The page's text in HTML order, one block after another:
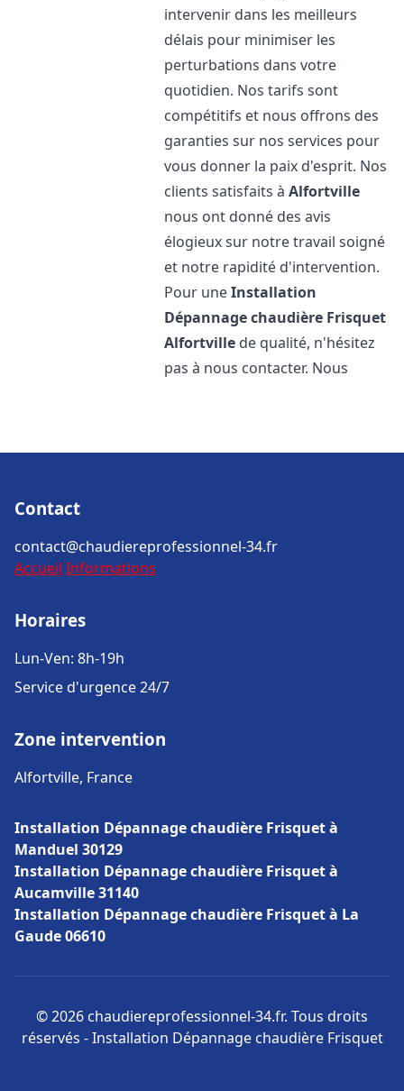
intervenir dans les meilleurs
délais pour minimiser les
perturbations dans votre
quotidien. Nos tarifs sont
compétitifs et nous offrons des
garanties sur nos services pour
vous donner la paix d'esprit. Nos
clients satisfaits àAlfortville
nous ont donné des avis
élogieux sur notre travail soigné
et notre rapidité d'intervention.
Pour uneInstallation
Dépannage chaudière Frisquet
Alfortville de qualité, n'hésitez
pas à nous contacter. Nous
Contact
contact@chaudiereprofessionnel-34.fr
Accueil Informations
Horaires
Lun-Ven: 8h-19h
Service d'urgence 24/7
Zone intervention
Alfortville, France
Installation Dépannage chaudière Frisquet à
Manduel 30129
Installation Dépannage chaudière Frisquet à
Aucamville 31140
Installation Dépannage chaudière Frisquet à La
Gaude 06610
© 2026 chaudiereprofessionnel-34.fr. Tous droits
réservés - Installation Dépannage chaudière Frisquet